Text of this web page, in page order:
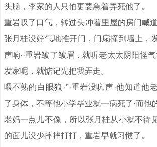
头脑，李家的人只怕更要急着弄死他了。
重岩叹了口气，转过头冲着里屋的房门喊
张月桂没好气地推开门，门扇撞到墙上，
声响··重岩皱了皱眉，就听老太太阴阳怪
发家呢，就惦记先把我弄走。
喂不熟的白眼狼·”·重岩没吭声·他知道他
了身体，不等他小学毕业就一病死了·而他
老妈一点儿不像，所以张月桂从小就不待
的面儿没少摔摔打打，重岩早就习惯了。